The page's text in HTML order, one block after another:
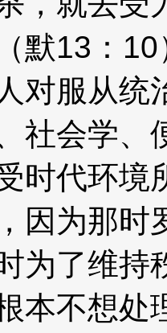
默13：
对服从
社会学、
时代环境
因为那时
为了维持
本不想处